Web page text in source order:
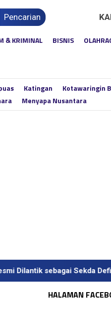
Pencarian
& KRIMINAL BISNIS
Katingan
Kotawaringin
Menyapa Nusantara
Sekda Definitif
HALAMAN